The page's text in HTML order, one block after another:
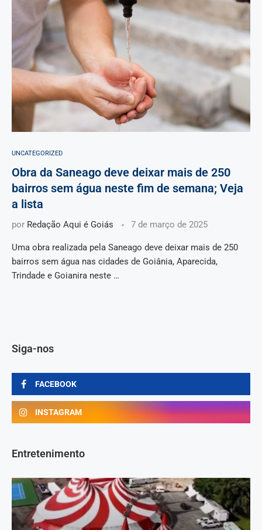
UNCATEGORIZED
Obra da Saneago deve deixar mais de 250
bairros sem água neste fim de semana; Veja
a lista
por Redação Aqui é Goiás 7 de março de 2025
Uma obra realizada pela Saneago deve deixar mais de 250
bairros sem água nas cidades de Goiânia, Aparecida,
Trindade e Goianira neste …
Siga-nos
FACEBOOK
INSTAGRAM
Entretenimento